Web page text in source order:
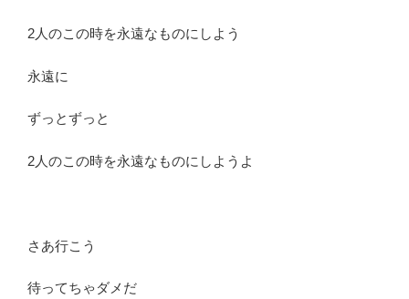
2人のこの時を永遠なものにしよう
永遠に
ずっとずっと
2人のこの時を永遠なものにしようよ
さあ行こう
待ってちゃダメだ